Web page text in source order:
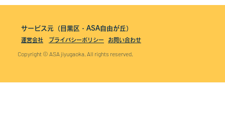
サービス元（目黒区・ASA自由が丘）
運営会社 プライバシーポリシー お問い合わせ
Copyright © ASA jiyugaoka. All rights reserved.